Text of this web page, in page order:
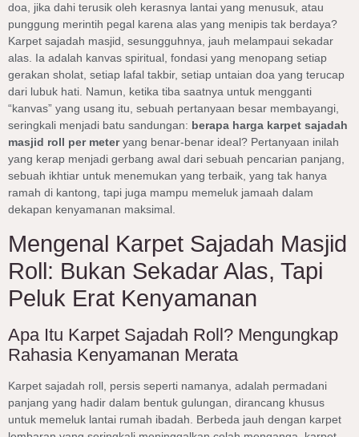
doa, jika dahi terusik oleh kerasnya lantai yang menusuk, atau
punggung merintih pegal karena alas yang menipis tak berdaya?
Karpet sajadah masjid, sesungguhnya, jauh melampaui sekadar
alas. Ia adalah kanvas spiritual, fondasi yang menopang setiap
gerakan sholat, setiap lafal takbir, setiap untaian doa yang terucap
dari lubuk hati. Namun, ketika tiba saatnya untuk mengganti
“kanvas” yang usang itu, sebuah pertanyaan besar membayangi,
seringkali menjadi batu sandungan: berapa harga karpet sajadah
masjid roll per meteryang benar-benar ideal? Pertanyaan inilah
yang kerap menjadi gerbang awal dari sebuah pencarian panjang,
sebuah ikhtiar untuk menemukan yang terbaik, yang tak hanya
ramah di kantong, tapi juga mampu memeluk jamaah dalam
dekapan kenyamanan maksimal.
Mengenal Karpet Sajadah Masjid
Roll: Bukan Sekadar Alas, Tapi
Peluk Erat Kenyamanan
Apa Itu Karpet Sajadah Roll? Mengungkap
Rahasia Kenyamanan Merata
Karpet sajadah roll, persis seperti namanya, adalah permadani
panjang yang hadir dalam bentuk gulungan, dirancang khusus
untuk memeluk lantai rumah ibadah. Berbeda jauh dengan karpet